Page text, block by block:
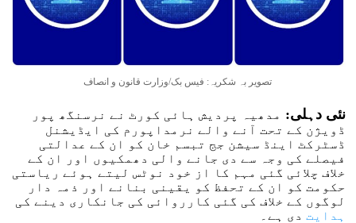
تصویر بہ شکریہ: فیس بک/وزارت قانون و انصاف
نئی دہلی: مدھیہ پردیش ہائی کورٹ نے نرسنگھ پور
ڈویژن کے تحت آنے والے نرمداپورم کی ایڈیشنل
ڈسٹرکٹ اینڈ سیشن جج تبسم خان کو ان کے عدالتی
فیصلے کی وجہ سے دی جانے والی دھمکیوں اور ان کے
خلاف چلائی گئی مہم کا از خود نوٹس لیتے ہوئے ریاستی
حکومت کو ان کے تحفظ کو یقینی بنانے اور ذمہ دار
لوگوں کے خلاف کی گئی کارروائی کی جانکاری دینے کی
ہدایت دی ہے۔